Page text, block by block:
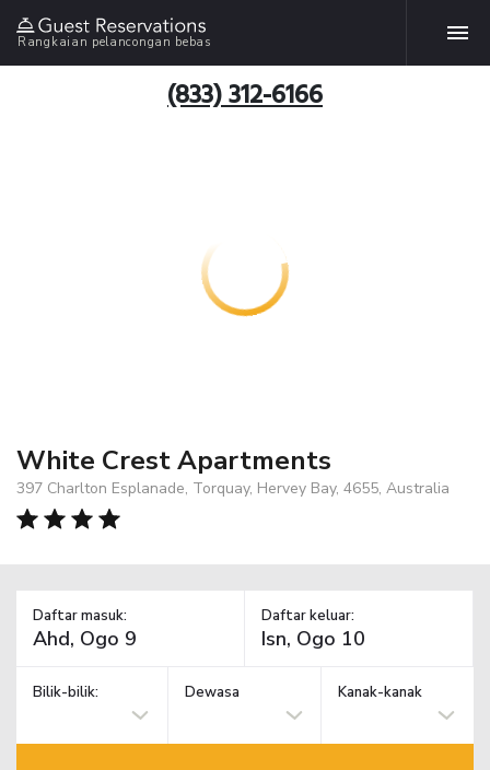
Rangkaian pelancongan bebas
(833) 312-6166
White Crest Apartments
397 Charlton Esplanade, Torquay, Hervey Bay, 4655, Australia
Daftar masuk: Daftar keluar:
Bilik-bilik: Dewasa Kanak-kanak